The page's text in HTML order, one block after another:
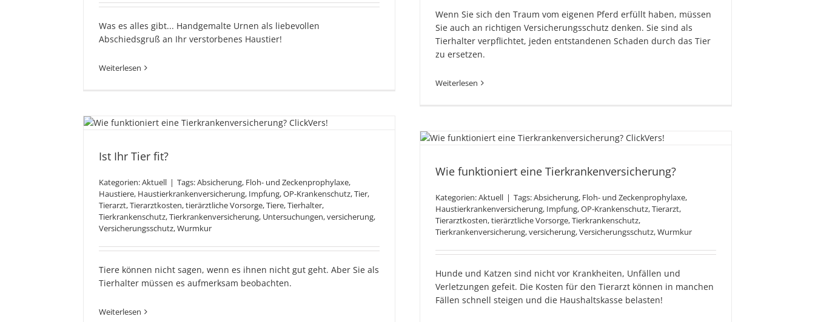
Was es alles gibt... Handgemalte Urnen als liebevollen
Abschiedsgruß an Ihr verstorbenes Haustier!
Weiterlesen
Wenn Sie sich den Traum vom eigenen Pferd erfüllt haben, müssen
Sie auch an richtigen Versicherungsschutz denken. Sie sind als
Tierhalter verpflichtet, jeden entstandenen Schaden durch das Tier
zu ersetzen.
Weiterlesen
Ist Ihr Tier fit?
Kategorien:Aktuell | Tags:Absicherung, Floh- und Zeckenprophylaxe,
Haustiere, Haustierkrankenversicherung, Impfung,OP-Krankenschutz,Tier,
Tierarzt,Tierarztkosten,tierärztliche Vorsorge,Tiere,Tierhalter,
Tierkrankenschutz,Tierkrankenversicherung, Untersuchungen,versicherung,
Versicherungsschutz,Wurmkur
Tiere können nicht sagen, wenn es ihnen nicht gut geht. Aber Sie als
Tierhalter müssen es aufmerksam beobachten.
Weiterlesen
Wie funktioniert eine
Tierkrankenversicherung?
Wie funktioniert eine Tierkrankenversicherung?
Kategorien:Aktuell | Tags:Absicherung, Floh- und Zeckenprophylaxe,
Haustierkrankenversicherung, Impfung,OP-Krankenschutz,Tierarzt,
Tierarztkosten,tierärztliche Vorsorge,Tierkrankenschutz,
Tierkrankenversicherung,versicherung,Versicherungsschutz,Wurmkur
Hunde und Katzen sind nicht vor Krankheiten, Unfällen und
Verletzungen gefeit. Die Kosten für den Tierarzt können in manchen
Fällen schnell steigen und die Haushaltskasse belasten!